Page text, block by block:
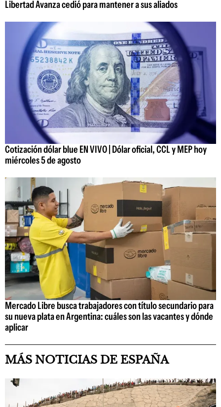
Libertad Avanza cedió para mantener a sus aliados
Cotización dólar blue EN VIVO | Dólar oficial, CCL y MEP hoy
miércoles 5 de agosto
Mercado Libre busca trabajadores con título secundario para
su nueva plata en Argentina: cuáles son las vacantes y dónde
aplicar
MÁS NOTICIAS DE ESPAÑA